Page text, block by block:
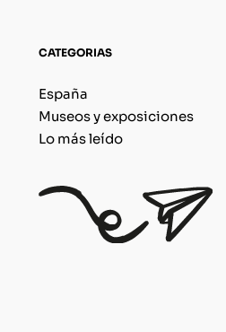
CATEGORIAS
España
Museos y exposiciones
Lo más leído